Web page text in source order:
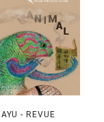
- REVUE